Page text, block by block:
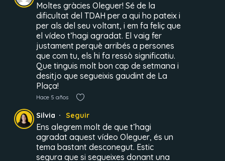
Moltes gràcies Oleguer! Sé de la
dificultat del TDAH per a qui ho pateix i
per als del seu voltant, i em fa feliç que
el vídeo t’hagi agradat. El vaig fer
justament perquè arribés a persones
que com tu, els hi fa ressò significatiu.
Que tinguis molt bon cap de setmana i
desitjo que segueixis gaudint de La
Plaça!
Hace 5 años
Silvia Seguir
Ens alegrem molt de que t’hagi
agradat aquest vídeo Oleguer, és un
tema bastant desconegut. Estic
segura que si segueixes donant una